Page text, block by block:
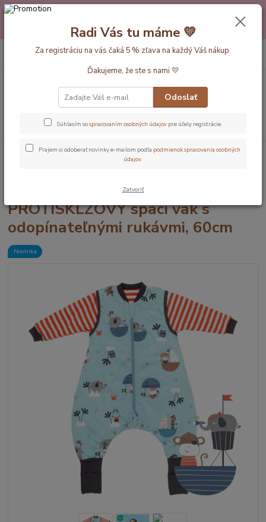
Máte nejakú otázku alebo váhate s výberom? Neváhajte a zavolajte
pokojne aj večer alebo cez víkend. Sme tu pre Vás.💛 Petra a babička
Monička
EUR
Hľadať
+420 777 610 855
Dĺžka vaku 60cm
Pirátov CELOROČNÝ PROTISKLZOVÝ spací vak
Pirátov CELOROČNÝ
PROTISKLZOVÝ spací vak s
odopínateľnými rukávmi, 60cm
Novinka
Radi Vás tu máme 💛
Za registráciu na vás čaká 5 % zľava na každý Váš nákup.
Ďakujeme, že ste s nami 💛
Odoslať
Súhlasím sospracovaním osobných údajov pre účely registrácie.
Prajem si odoberať novinky e-mailom podľa podmienok spracovania osobných
údajov.
Zatvoriť